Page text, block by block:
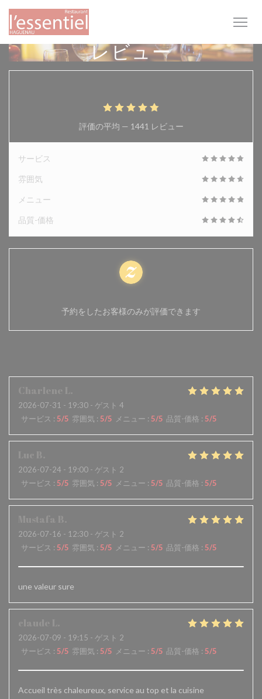
クッキー利用の管理について
レビュー
2026-07-31 - 19:30 - ゲスト 4
サービス : 5/5 雰囲気 : 5/5 メニュー : 5/5 品質-価格 : 5/5
2026-07-24 - 19:00 - ゲスト 2
サービス : 5/5 雰囲気 : 5/5 メニュー : 5/5 品質-価格 : 5/5
2026-07-16 - 12:30 - ゲスト 2
サービス : 5/5 雰囲気 : 5/5 メニュー : 5/5 品質-価格 : 5/5
une valeur sure
2026-07-09 - 19:15 - ゲスト 2
サービス : 5/5 雰囲気 : 5/5 メニュー : 5/5 品質-価格 : 5/5
Accueil très chaleureux, service au top et la cuisine
評価の平均 — 1441 レビュー
サービス
雰囲気
メニュー
品質-価格
予約をしたお客様のみが評価できます